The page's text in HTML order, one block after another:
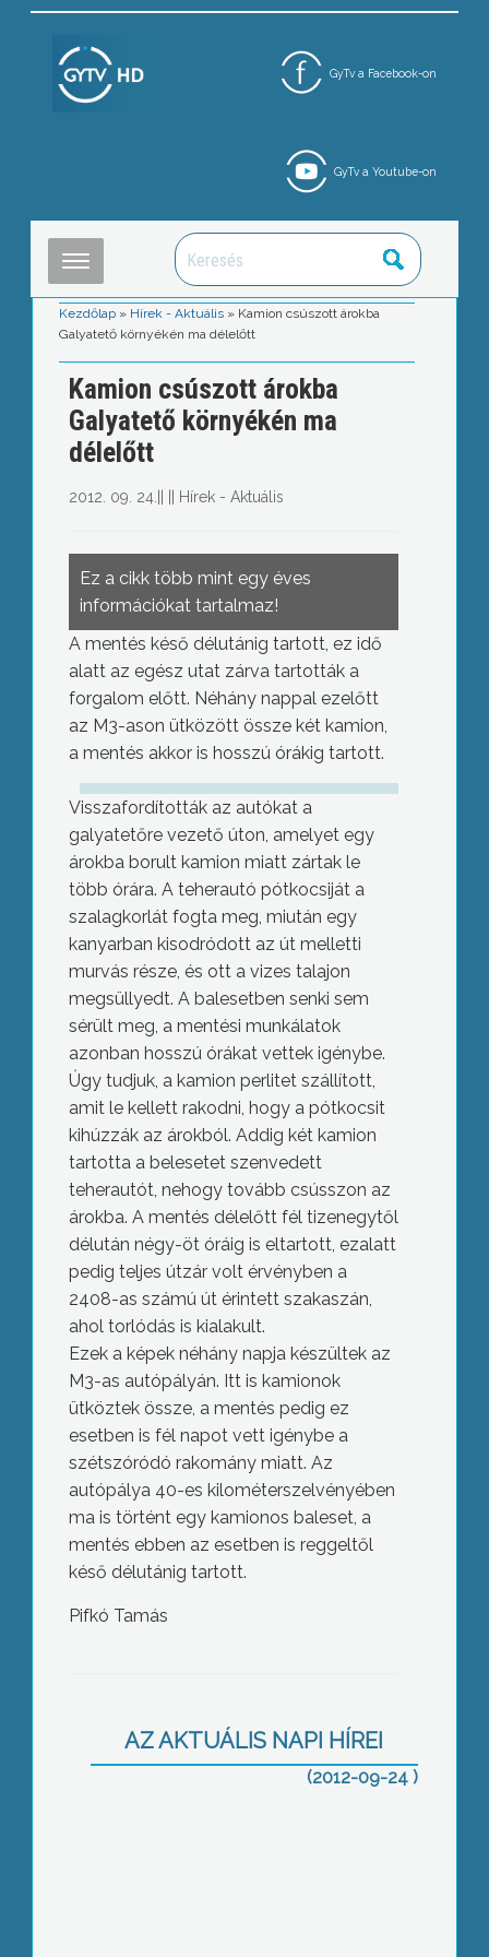
GyTv a Facebook-on
GyTv a Youtube-on
Kezdőlap » Hírek - Aktuális » Kamion csúszott árokba
Galyatető környékén ma délelőtt
Kamion csúszott árokba
Galyatető környékén ma
délelőtt
2012. 09. 24. Hírek - Aktuális
Ez a cikk több mint egy éves
információkat tartalmaz!
A mentés késő délutánig tartott, ez idő
alatt az egész utat zárva tartották a
forgalom előtt. Néhány nappal ezelőtt
az M3-ason ütközött össze két kamion,
a mentés akkor is hosszú órákig tartott.
Visszafordították az autókat a
galyatetőre vezető úton, amelyet egy
árokba borult kamion miatt zártak le
több órára. A teherautó pótkocsiját a
szalagkorlát fogta meg, miután egy
kanyarban kisodródott az út melletti
murvás része, és ott a vizes talajon
megsüllyedt. A balesetben senki sem
sérült meg, a mentési munkálatok
azonban hosszú órákat vettek igénybe.
Úgy tudjuk, a kamion perlitet szállított,
amit le kellett rakodni, hogy a pótkocsit
kihúzzák az árokból. Addig két kamion
tartotta a belesetet szenvedett
teherautót, nehogy tovább csússzon az
árokba. A mentés délelőtt fél tizenegytől
délután négy-öt óráig is eltartott, ezalatt
pedig teljes útzár volt érvényben a
2408-as számú út érintett szakaszán,
ahol torlódás is kialakult.
Ezek a képek néhány napja készültek az
M3-as autópályán. Itt is kamionok
ütköztek össze, a mentés pedig ez
esetben is fél napot vett igénybe a
szétszóródó rakomány miatt. Az
autópálya 40-es kilométerszelvényében
ma is történt egy kamionos baleset, a
mentés ebben az esetben is reggeltől
késő délutánig tartott.
Pifkó Tamás
AZ AKTUÁLIS NAPI HÍREI
(2012-09-24 )